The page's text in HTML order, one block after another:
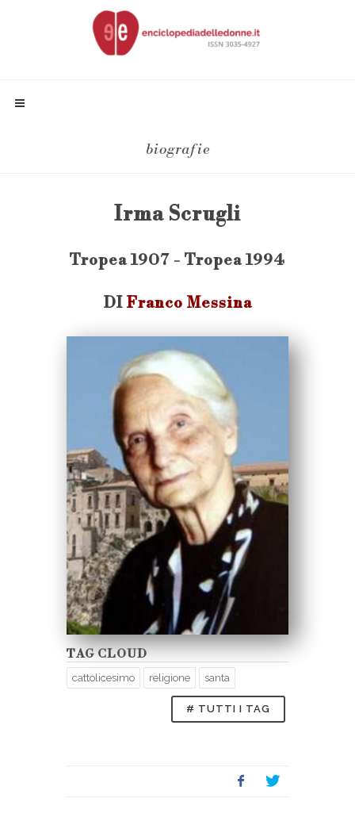
biografie
Irma Scrugli
Tropea 1907 - Tropea 1994
DI Franco Messina
TAG CLOUD
cattolicesimo religione santa
# TUTTI I TAG